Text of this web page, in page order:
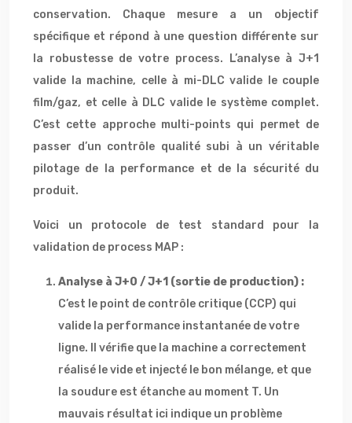
conservation. Chaque mesure a un objectif
spécifique et répond à une question différente sur
la robustesse de votre process. L’analyse à J+1
valide la machine, celle à mi-DLC valide le couple
film/gaz, et celle à DLC valide le système complet.
C’est cette approche multi-points qui permet de
passer d’un contrôle qualité subi à un véritable
pilotage de la performance et de la sécurité du
produit.
Voici un protocole de test standard pour la
validation de process MAP :
Analyse à J+0 / J+1 (sortie de production) :
C’est le point de contrôle critique (CCP) qui
valide la performance instantanée de votre
ligne. Il vérifie que la machine a correctement
réalisé le vide et injecté le bon mélange, et que
la soudure est étanche au moment T. Un
mauvais résultat ici indique un problème